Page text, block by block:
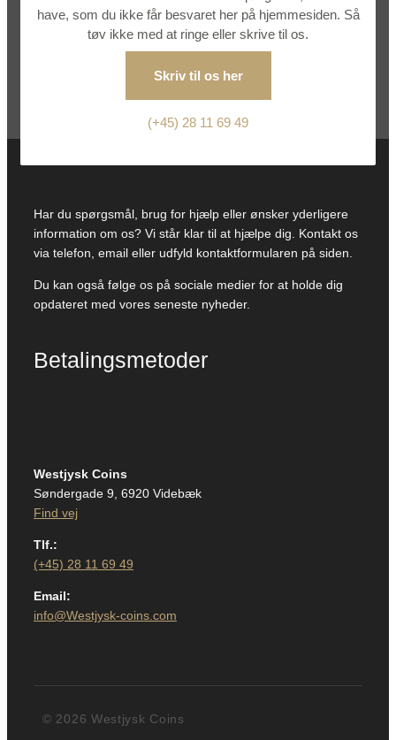
have, som du ikke får besvaret her på hjemmesiden. Så
tøv ikke med at ringe eller skrive til os.
Skriv til os her
(+45) 28 11 69 49
Har du spørgsmål, brug for hjælp eller ønsker yderligere
information om os? Vi står klar til at hjælpe dig. Kontakt os
via telefon, email eller udfyld kontaktformularen på siden.
Du kan også følge os på sociale medier for at holde dig
opdateret med vores seneste nyheder.
Betalingsmetoder
Westjysk Coins
Søndergade 9, 6920 Videbæk
Find vej
Tlf.:
(+45) 28 11 69 49
Email:
info@Westjysk-coins.com
© 2026 Westjysk Coins